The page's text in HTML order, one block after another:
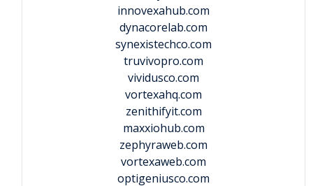
innovexahub.com
dynacorelab.com
synexistechco.com
truvivopro.com
vividusco.com
vortexahq.com
zenithifyit.com
maxxiohub.com
zephyraweb.com
vortexaweb.com
optigeniusco.com